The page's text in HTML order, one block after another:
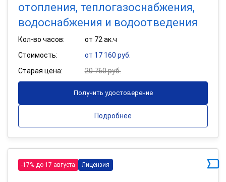
отопления, теплогазоснабжения,
водоснабжения и водоотведения
Кол-во часов:
от 72 ак.ч
Стоимость:
от 17 160 руб.
Старая цена:
20 760 руб.
Получить удостоверение
Подробнее
-17% до 17 августа Лицензия